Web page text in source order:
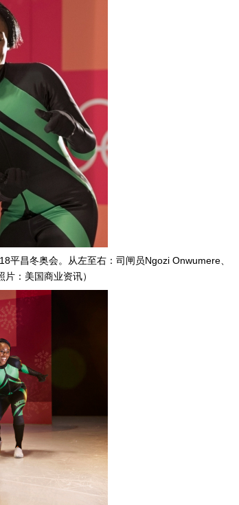
平昌冬奥会。从左至右：司闸员Ngozi Onwumere、
：美国商业资讯）